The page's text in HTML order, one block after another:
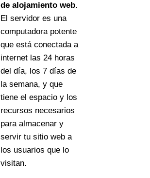
de alojamiento web.
El servidor es una
computadora potente
que está conectada a
internet las 24 horas
del día, los 7 días de
la semana, y que
tiene el espacio y los
recursos necesarios
para almacenar y
servir tu sitio web a
los usuarios que lo
visitan.